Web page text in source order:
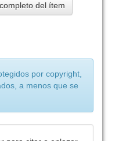
del ítem
por copyright,
a menos que se